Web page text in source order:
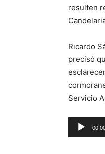
resulten
Ricardo
precisó
Servicio
de
00:00